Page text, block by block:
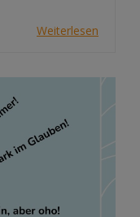
Weiterlesen